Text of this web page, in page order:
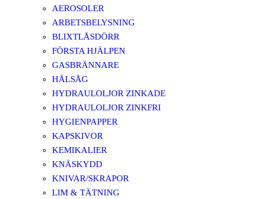
AEROSOLER
ARBETSBELYSNING
BLIXTLÅSDÖRR
FÖRSTA HJÄLPEN
GASBRÄNNARE
HÅLSÅG
HYDRAULOLJOR ZINKADE
HYDRAULOLJOR ZINKFRI
HYGIENPAPPER
KAPSKIVOR
KEMIKALIER
KNÄSKYDD
KNIVAR/SKRAPOR
LIM & TÄTNING